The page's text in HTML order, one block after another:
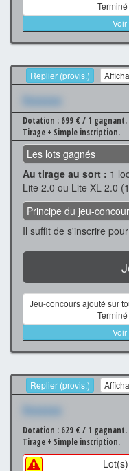
Replier (provis.)
Xxxxxxx
Dotation : 699 € / 1 gagnant.
Tirage + Simple inscription.
Les lots gagnés
Au tirage au sort : 1
Lite 2.0 ou Lite XL 2.0
Principe du jeu-
Il suffit de s'inscrire
Jeu-concours ajouté sur
Replier (provis.)
Xxxxxxx
Dotation : 629 € / 1 gagnant.
Tirage + Simple inscription.